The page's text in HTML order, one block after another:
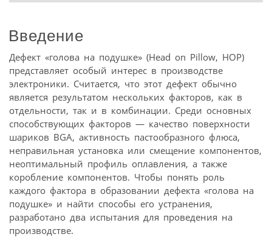
Введение
Дефект «голова на подушке» (Head on Pillow, НОР)
представляет особый интерес в производстве
электроники. Считается, что этот дефект обычно
является результатом нескольких факторов, как в
отдельности, так и в комбинации. Среди основных
способствующих факторов — качество поверхности
шариков BGA, активность пастообразного флюса,
неправильная установка или смещение компонентов,
неоптимальный профиль оплавления, а также
коробление компонентов. Чтобы понять роль
каждого фактора в образовании дефекта «голова на
подушке» и найти способы его устранения,
разработано два испытания для проведения на
производстве.